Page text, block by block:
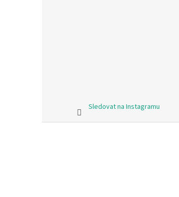
Sledovat na Instagramu